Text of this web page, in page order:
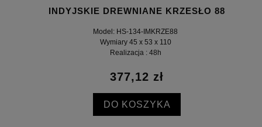
INDYJSKIE DREWNIANE KRZESŁO 88
Model: HS-134-IMKRZE88
Wymiary 45 x 53 x 110
Realizacja : 48h
377,12 zł
DO KOSZYKA